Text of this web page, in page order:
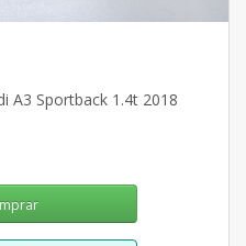
A3 Sportback 1.4t 2018